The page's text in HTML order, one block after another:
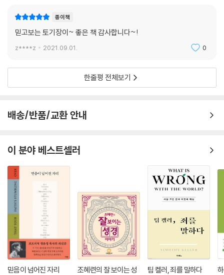
계획 안에서 현재와 그리고 영원히 우리 자신의 행복을 위한 기초가 됨을
아는 것은 얼마나 놀라운 일인가!
종이책
믿고보는 토기장이~ 좋은 책 감사합니다~!
z****z 2021.09.01. 0
한줄평 전체보기
배송/반품/교환 안내
이 분야 베스트셀러
믿음이 넘어진 자리
조혜련의 잘 보이는 성
팀 켈러, 죄를 말하다